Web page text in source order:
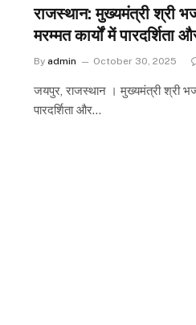
राजस्थान: मुख्यमंत्री श्री
मरम्मत कार्यों में पारदर्शिता
By admin October 30, 2025
जयपुर, राजस्थान । मुख्यमंत्री श्री
पारदर्शिता और…